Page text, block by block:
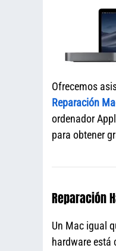
Ofrecemos
Reparación
ordenador
para obtener
Reparación
Un Mac igual
hardware está